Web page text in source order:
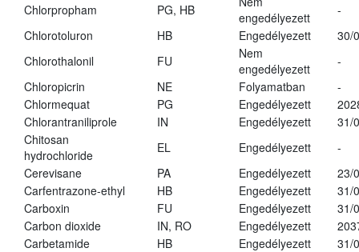
Chlorpropham
PG, HB
engedélyezett
-
Chlorotoluron
HB Engedélyezett
30/
Chlorothalonil
FU
Nem
engedélyezett
-
Chloropicrin
NE Folyamatban
-
Chlormequat
PG Engedélyezett
Chlorantraniliprole
IN Engedélyezett
31/
Chitosan
hydrochloride
EL Engedélyezett
-
Cerevisane
PA Engedélyezett
23/
Carfentrazone-ethyl
HB Engedélyezett
31/
Carboxin
FU Engedélyezett
31/
Carbon dioxide
IN, RO Engedélyezett
Carbetamide
HB Engedélyezett
31/